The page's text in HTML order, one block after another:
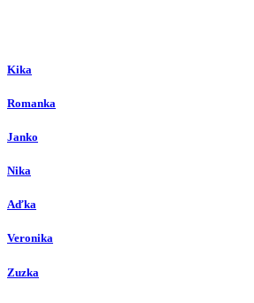
Kika
Romanka
Janko
Nika
Aďka
Veronika
Zuzka